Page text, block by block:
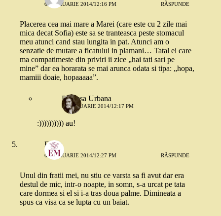
6 FEBRUARIE 2014/12:16 PM RĂSPUNDE
Placerea cea mai mare a Marei (care este cu 2 zile mai
mica decat Sofia) este sa se tranteasca peste stomacul
meu atunci cand stau lungita in pat. Atunci am o
senzatie de mutare a ficatului in plamani… Tatal ei care
ma compatimeste din priviri ii zice „hai tati sari pe
mine” dar ea horarata se mai arunca odata si tipa: „hopa,
mamiii doaie, hopaaaaa”.
Printesa Urbana
6 FEBRUARIE 2014/12:17 PM
:)))))))))) au!
Elena
6 FEBRUARIE 2014/12:27 PM RĂSPUNDE
Unul din fratii mei, nu stiu ce varsta sa fi avut dar era
destul de mic, intr-o noapte, in somn, s-a urcat pe tata
care dormea si el si i-a tras doua palme. Dimineata a
spus ca visa ca se lupta cu un baiat.